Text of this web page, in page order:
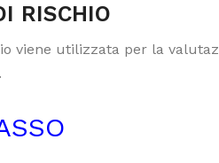
RISCHIO
viene utilizzata per la